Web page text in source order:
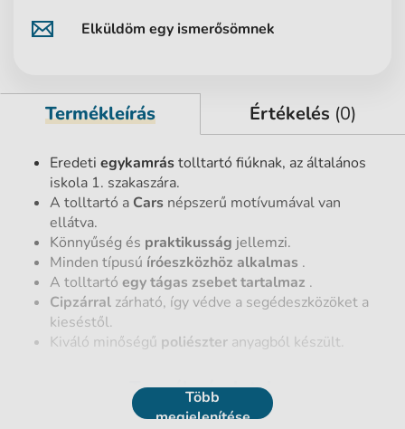
Elküldöm egy ismerősömnek
Termékleírás Értékelés (0)
Eredeti egykamrástolltartó fiúknak, az általános
iskola 1. szakaszára.
A tolltartó a Cars népszerű motívumával van
ellátva.
Könnyűség és praktikusság jellemzi.
Minden típusú íróeszközhöz alkalmas .
A tolltartó egy tágas zsebet tartalmaz .
Cipzárral zárható, így védve a segédeszközöket a
kieséstől.
Kiváló minőségű poliészter anyagból készült.
Termék részletek
Több
megjelenítése